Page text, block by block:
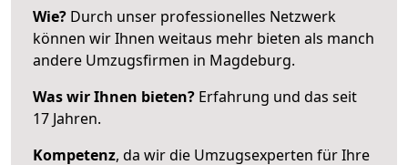
Wie? Durch unser professionelles Netzwerk
können wir Ihnen weitaus mehr bieten als manch
andere Umzugsfirmen in Magdeburg.
Was wir Ihnen bieten? Erfahrung und das seit
17 Jahren.
Kompetenz, da wir die Umzugsexperten für Ihre